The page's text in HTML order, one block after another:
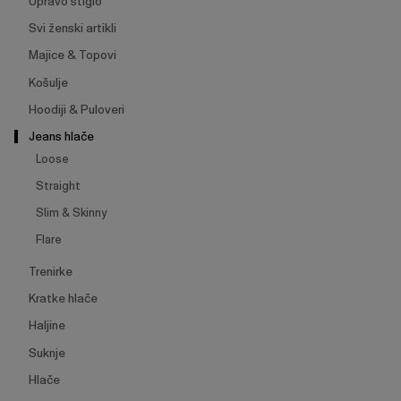
Svi ženski artikli
Majice & Topovi
Košulje
Hoodiji & Puloveri
Jeans hlače
Loose
Straight
Slim & Skinny
Flare
Trenirke
Kratke hlače
Haljine
Suknje
Hlače